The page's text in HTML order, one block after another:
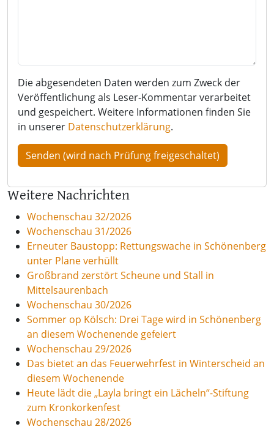
Die abgesendeten Daten werden zum Zweck der
Veröffentlichung als Leser-Kommentar verarbeitet
und gespeichert. Weitere Informationen finden Sie
in unserer Datenschutzerklärung.
Weitere Nachrichten
Wochenschau 32/2026
Wochenschau 31/2026
Erneuter Baustopp: Rettungswache in Schönenberg
unter Plane verhüllt
Großbrand zerstört Scheune und Stall in
Mittelsaurenbach
Wochenschau 30/2026
Sommer op Kölsch: Drei Tage wird in Schönenberg
an diesem Wochenende gefeiert
Wochenschau 29/2026
Das bietet an das Feuerwehrfest in Winterscheid an
diesem Wochenende
Heute lädt die „Layla bringt ein Lächeln“-Stiftung
zum Kronkorkenfest
Wochenschau 28/2026